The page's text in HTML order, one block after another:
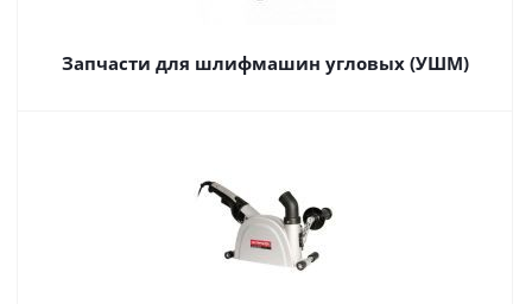
Запчасти для шлифмашин угловых (УШМ)